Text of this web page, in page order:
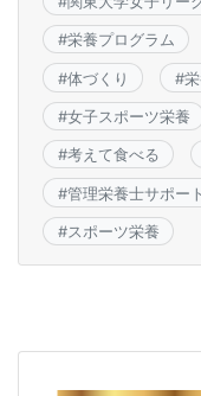
#栄養プログラム
#体づくり #
#女子スポーツ栄養
#考えて食べる
#管理栄養士サポート
#スポーツ栄養